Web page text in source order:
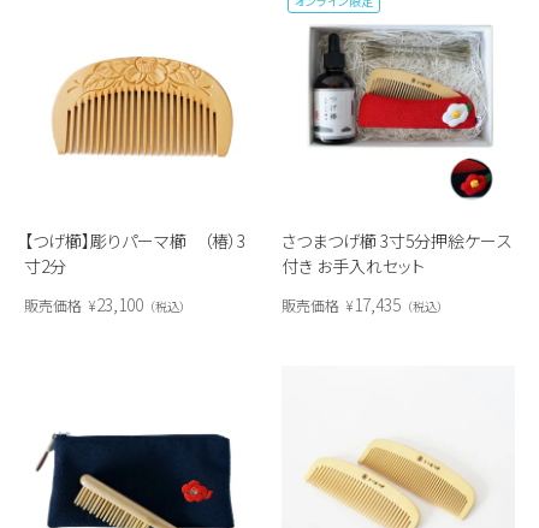
【つげ櫛】彫りパーマ櫛 （椿）3
寸2分
販売価格 ¥23,100 税込
さつまつげ櫛 3寸5分押絵ケース
付き お手入れセット
販売価格 ¥17,435 税込